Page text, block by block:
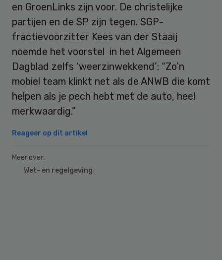
en GroenLinks zijn voor. De christelijke
partijen en de SP zijn tegen. SGP-
fractievoorzitter Kees van der Staaij
noemde het voorstel in het Algemeen
Dagblad zelfs ‘weerzinwekkend’: “Zo’n
mobiel team klinkt net als de ANWB die komt
helpen als je pech hebt met de auto, heel
merkwaardig.”
Reageer op dit artikel
Meer over:
Wet- en regelgeving